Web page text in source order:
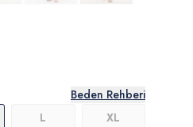
Beden Rehberi
L XL